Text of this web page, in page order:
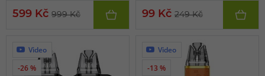
inteligentní detekce odporu,
2.0, luxusní zpracování.
599 Kč 999 Kč
používání, jednoduchý model pro
99 Kč 249 Kč
Video
-26 %
Video
-13 %